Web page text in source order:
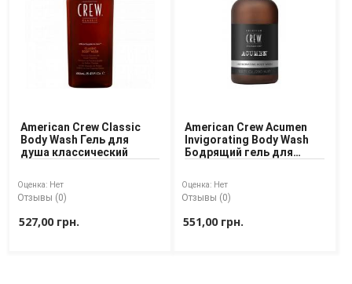
American Crew Classic
Body Wash Гель для
душа классический
Оценка: Нет
Отзывы (0)
527,00 грн.
American Crew Acumen
Invigorating Body Wash
Бодрящий гель для
Оценка: Нет
Отзывы (0)
551,00 грн.